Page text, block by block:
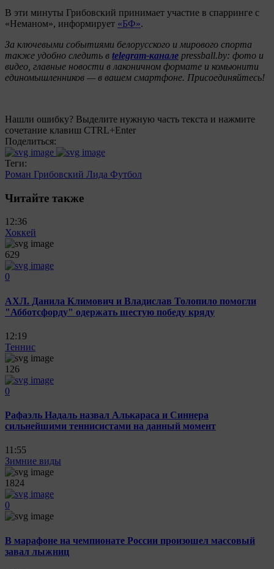
В эти минуты Грибовский принимает участие в спарринге с
«Неманом», информирует «БФ».
За ключевыми событиями белорусского и мирового спорта
также удобно следить в telegram-канале pressball.by: фото и
видео, главные новости в лаконичном формате и комьюнити
единомышленников — в вашем смартфоне. Присоединяйтесь!
Нашли ошибку? Выделите нужную часть текста и нажмите
сочетание клавиш CTRL+Enter
Поделиться:
Теги:
Роман Грибовский Лида Футбол
Читайте также
12:36
Хоккей
629
0
АХЛ. Данила Климович и Владислав Толопило помогли
"Абботсфорду" одержать шестую победу кряду
12:19
Теннис
126
0
Рафаэль Надаль назвал Алькараса и Синнера
сильнейшими теннисистами на данный момент
11:55
Зимние виды
1824
0
В марафоне на чемпионате России произошел массовый
завал лыжниц